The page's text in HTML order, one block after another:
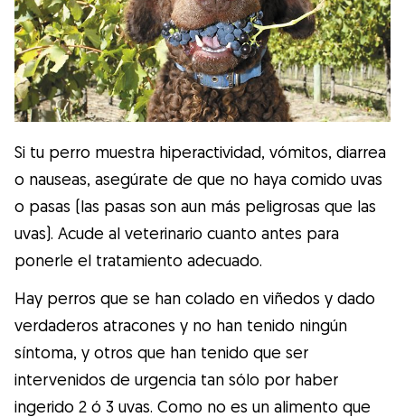
Si tu perro muestra hiperactividad, vómitos, diarrea
o nauseas, asegúrate de que no haya comido uvas
o pasas (las pasas son aun más peligrosas que las
uvas). Acude al veterinario cuanto antes para
ponerle el tratamiento adecuado.
Hay perros que se han colado en viñedos y dado
verdaderos atracones y no han tenido ningún
síntoma, y otros que han tenido que ser
intervenidos de urgencia tan sólo por haber
ingerido 2 ó 3 uvas. Como no es un alimento que